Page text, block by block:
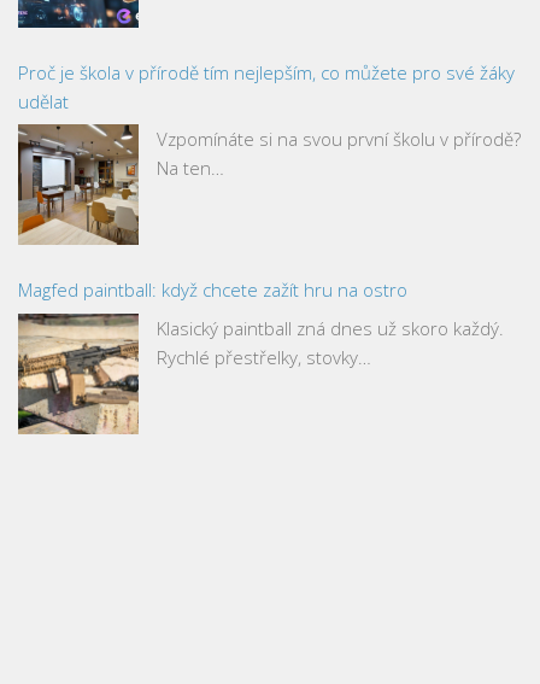
Proč je škola v přírodě tím nejlepším, co můžete pro své žáky
udělat
Vzpomínáte si na svou první školu v přírodě?
Na ten…
Magfed paintball: když chcete zažít hru na ostro
Klasický paintball zná dnes už skoro každý.
Rychlé přestřelky, stovky…